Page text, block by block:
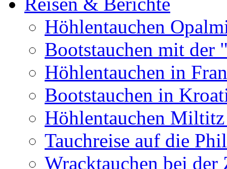
Höhlentauchen
Bootstauchen mit
Höhlentauchen in
Bootstauchen in
Höhlentauchen
Tauchreise auf die
Wracktauchen bei der